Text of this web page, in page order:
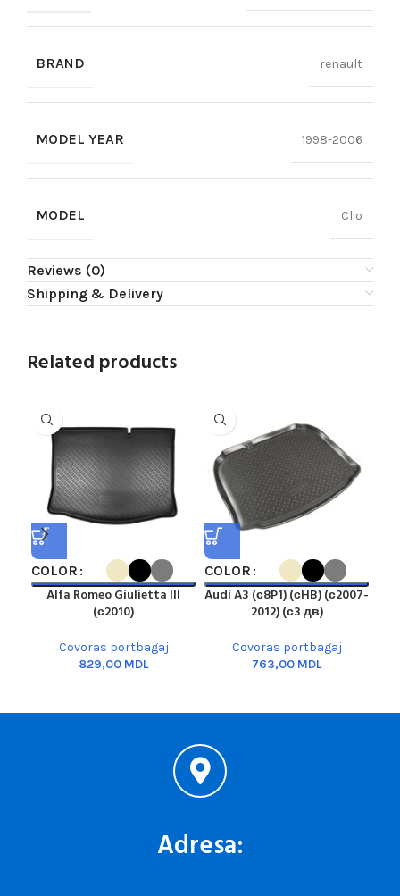
BRAND renault
MODEL YEAR 1998-2006
MODEL Clio
Reviews (0)
Shipping & Delivery
Related products
COLOR
Alfa Romeo Giulietta III
(с2010)
Covoras portbagaj
MDL
COLOR
Audi A3 (с8P1) (сHB) (с2007-
2012) (с3 дв)
Covoras portbagaj
MDL
Adresa: